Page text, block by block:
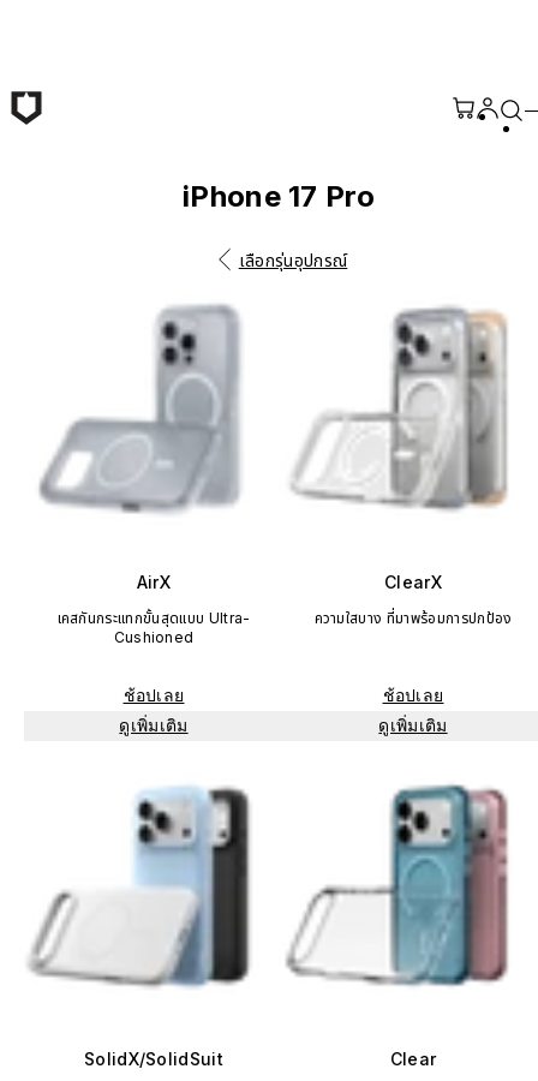
iPhone 17 Pro
เลือกรุ่นอุปกรณ์
AirX
เคสกันกระแทกขั้นสุดแบบ Ultra-
Cushioned
ช้อปเลย
ดูเพิ่มเติม
ClearX
ความใสบาง ที่มาพร้อมการปกป้อง
ช้อปเลย
ดูเพิ่มเติม
SolidX/SolidSuit Clear